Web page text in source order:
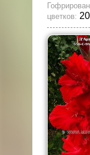
цветков: